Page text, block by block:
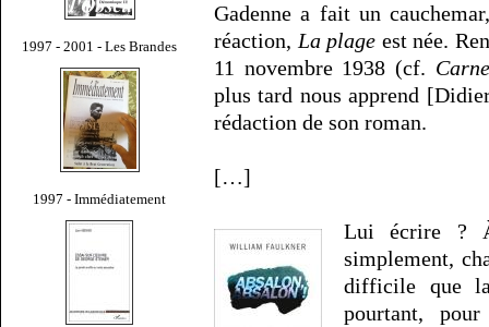
1997 - 2001 - Les Brandes
1997 - Immédiatement
Gadenne a fait un
réaction, La plage est née.
11 novembre 1938 (cf.
plus tard nous apprend
rédaction de son roman.
[…]
Lui écrire ?
simplement,
difficile que
pourtant,